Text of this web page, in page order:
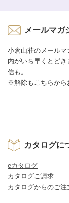
メールマガ
小倉山荘のメール
内がいち早くとど
信も。
※解除もこちらから
カタログに
eカタログ
カタログご請求
カタログからのご注